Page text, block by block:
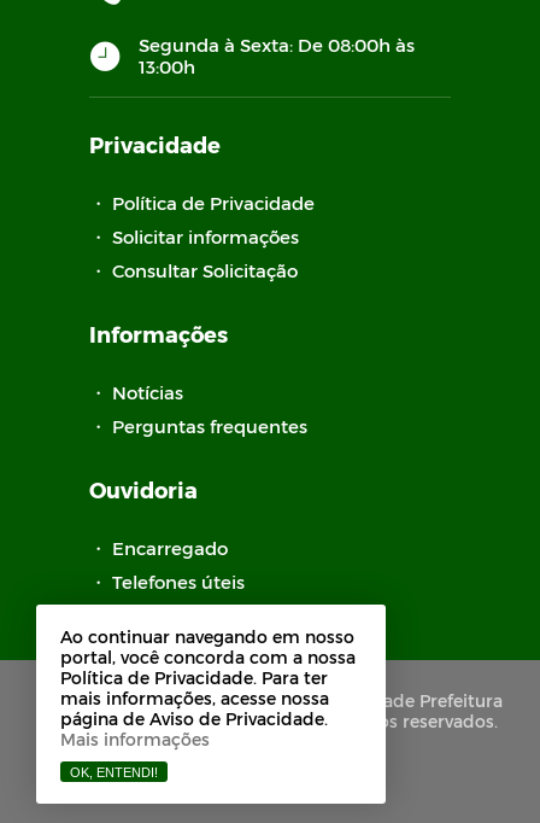
Segunda à Sexta: De 08:00h às
13:00h
Privacidade
・ Política de Privacidade
・ Solicitar informações
・ Consultar Solicitação
Informações
・ Notícias
・ Perguntas frequentes
Ouvidoria
・ Encarregado
・ Telefones úteis
Copyright © 2021-2026 Portal de Privacidade Prefeitura
Municipal de Pilões - PB. Todos os direitos reservados.
Ao continuar navegando em nosso
portal, você concorda com a nossa
Política de Privacidade. Para ter
mais informações, acesse nossa
página de Aviso de Privacidade.
Mais informações
OK, ENTENDI!